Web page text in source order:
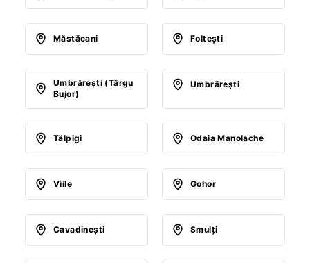
Măstăcani Folteşti
Umbrăreşti (Târgu
Bujor)
Umbrăreşti
Tălpigi Odaia Manolache
Viile Gohor
Cavadineşti Smulţi